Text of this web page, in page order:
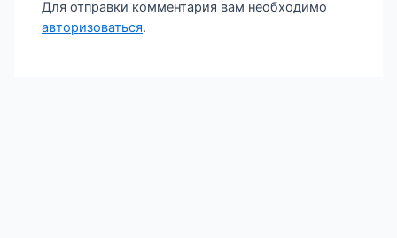
Для отправки комментария вам необходимо
авторизоваться.